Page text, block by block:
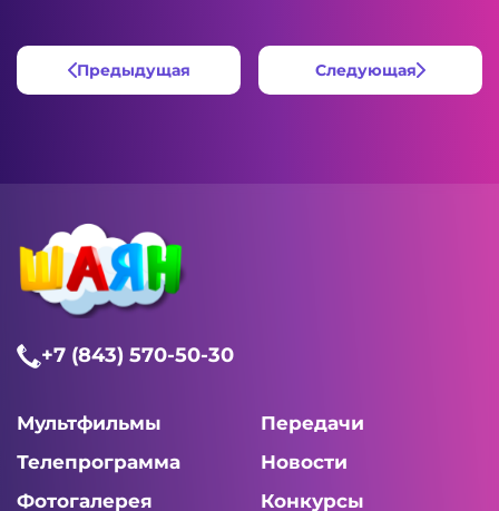
Предыдущая Следующая
+7 (843) 570-50-30
Мультфильмы
Передачи
Телепрограмма
Новости
Фотогалерея
Конкурсы